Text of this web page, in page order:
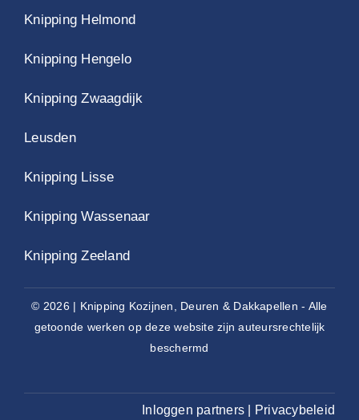
Knipping Helmond
Knipping Hengelo
Knipping Zwaagdijk
Leusden
Knipping Lisse
Knipping Wassenaar
Knipping Zeeland
© 2026 | Knipping Kozijnen, Deuren & Dakkapellen - Alle
getoonde werken op deze website zijn auteursrechtelijk
beschermd
Inloggen partners Privacybeleid